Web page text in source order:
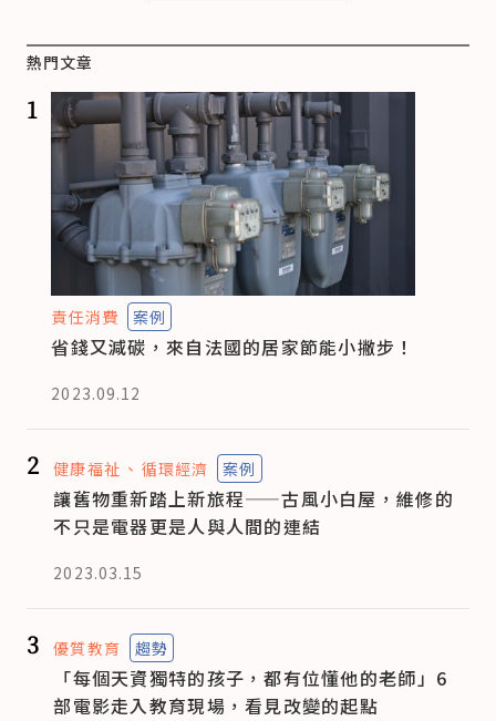
熱門文章
1
責任消費 案例
省錢又減碳，來自法國的居家節能小撇步！
2023.09.12
2 健康福祉 循環經濟 案例
讓舊物重新踏上新旅程——古風小白屋，維修的
不只是電器更是人與人間的連結
2023.03.15
3 優質教育 趨勢
「每個天資獨特的孩子，都有位懂他的老師」6
部電影走入教育現場，看見改變的起點